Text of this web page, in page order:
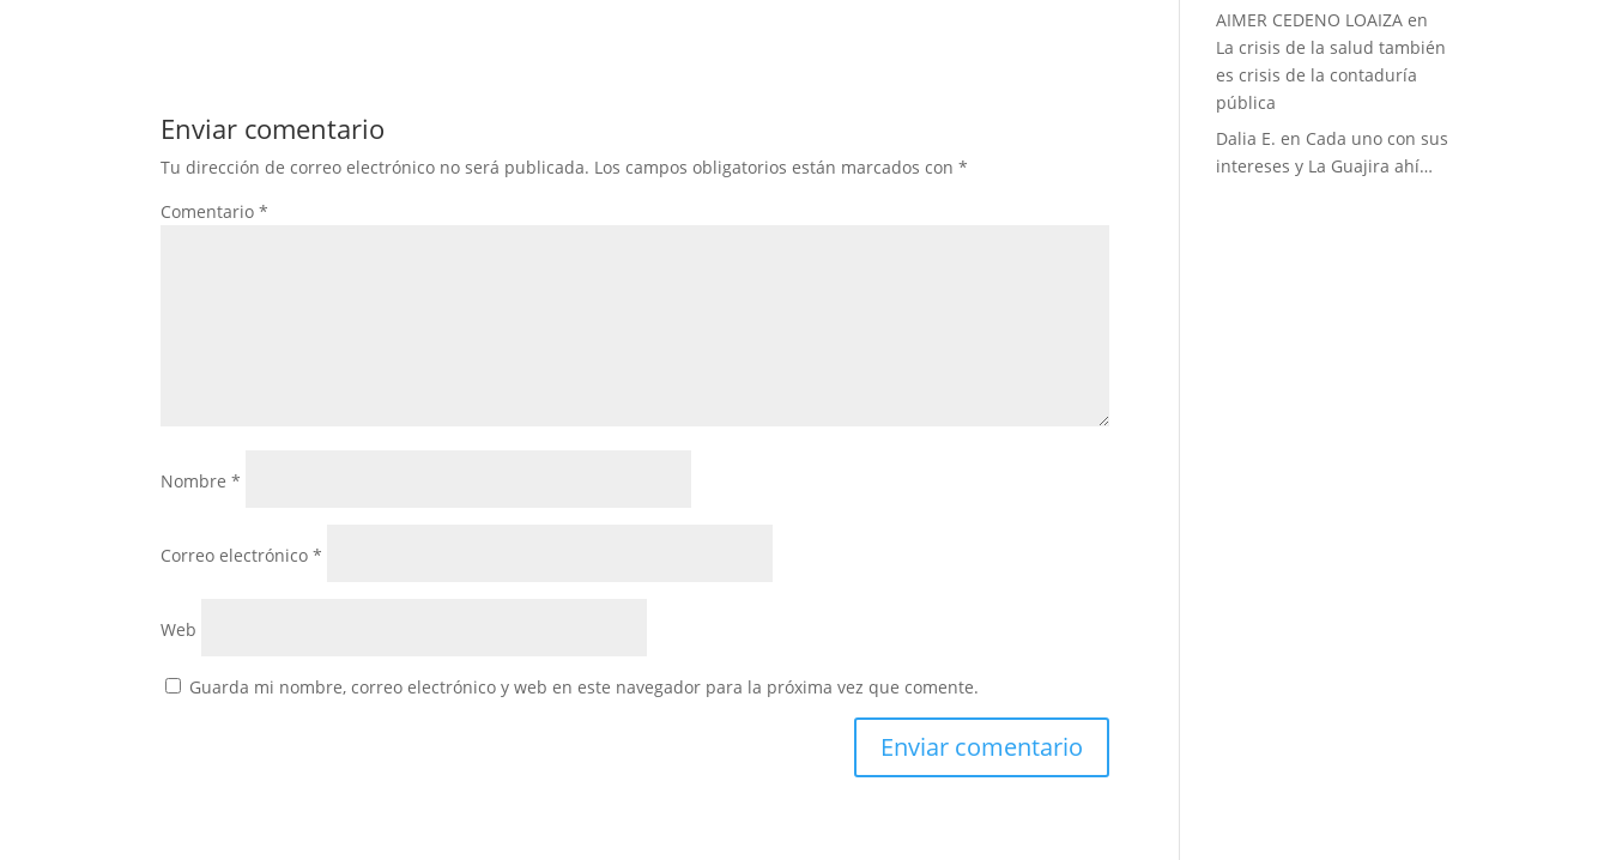
Enviar comentario
Tu dirección de correo electrónico no será publicada. Los campos obligatorios están marcados con*
Comentario*
Nombre*
Correo electrónico*
Web
Guarda mi nombre, correo electrónico y web en este navegador para la próxima vez que comente.
AIMER CEDENO LOAIZA en
La crisis de la salud también
es crisis de la contaduría
pública
Dalia E. en Cada uno con sus
intereses y La Guajira ahí…